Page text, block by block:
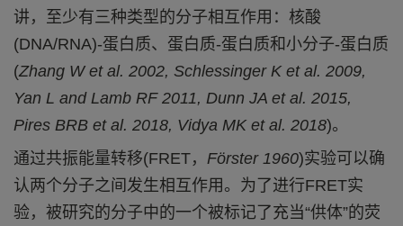
讲，至少有三种类型的分子相互作用：核酸
(DNA/RNA)-蛋白质、蛋白质-蛋白质和小分子-蛋白质
(Zhang W et al. 2002, Schlessinger K et al. 2009,
Yan L and Lamb RF 2011, Dunn JA et al. 2015,
Pires BRB et al. 2018, Vidya MK et al. 2018)。
通过共振能量转移(FRET， Förster1960)实验可以确
认两个分子之间发生相互作用。为了进行FRET实
验，被研究的分子中的一个被标记了充当“供体”的荧